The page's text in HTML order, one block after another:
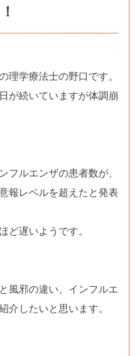
理学療法士の野口です。
が続いていますが体調崩
フルエンザの患者数が、
報レベルを超えたと発表
ど遅いようです。
風邪の違い、インフルエ
介したいと思います。